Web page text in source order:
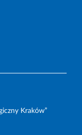
Kraków”